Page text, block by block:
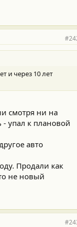
и через 10 лет
смотря ни на
упал к плановой
авто
Продали как
не новый